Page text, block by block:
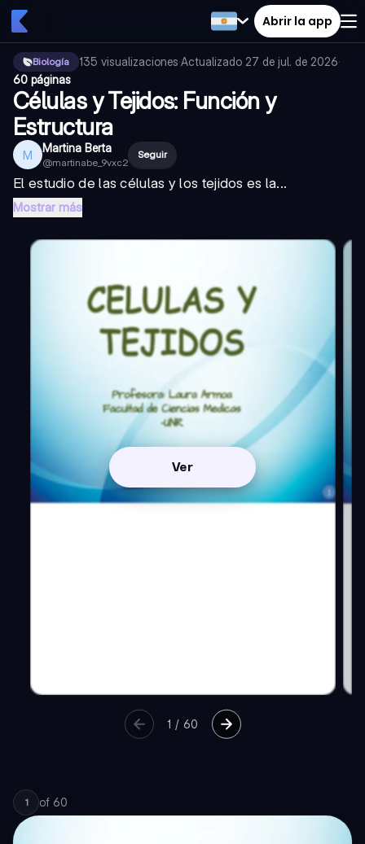
Abrir la app
Biología 135 visualizaciones·Actualizado 27 de jul. de 2026·
60 páginas
Células y Tejidos: Función y
Estructura
M Martina Berta
@martinabe_9vxc2
Seguir
El estudio de las células y los tejidos es la...
Mostrar más
Ver
1 / 60
1 of 60